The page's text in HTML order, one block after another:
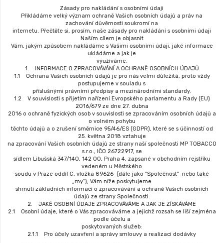
Zásady pro nakládání s osobními údaji
Přikládáme velký význam ochraně Vašich osobních údajů a práv na
zachování důvěrnosti soukromí na
internetu. Přečtěte si, prosím, naše zásady pro nakládání s osobními údaji
Naším cílem je objasnit
Vám, jakým způsobem nakládáme s Vašimi osobními údaji, jaké informace
ukládáme a jak je
využíváme.
1. INFORMACE O ZPRACOVÁVÁNÍ A OCHRANĚ OSOBNÍCH ÚDAJŮ
1.1 Ochrana Vašich osobních údajů je pro nás velmi důležitá, proto vždy
postupujeme v souladu s
příslušnými právními předpisy a mezinárodními standardy.
1.2 V souvislosti s přijetím nařízení Evropského parlamentu a Rady (EU)
2016/679 ze dne 27. dubna
2016 o ochraně fyzických osob v souvislosti se zpracováním osobních údajů a
o volném pohybu
těchto údajů a o zrušení směrnice 95/46/ES (GDPR), které se s účinností od
25. května 2018 vztahuje
na zpracování Vašich osobních údajů ze strany naší společnosti MP TOBACCO
s.r.o., IČO 26722917, se
sídlem Libušská 347/140, 142 00, Praha 4, zapsané v obchodním rejstříku
vedeném u Městského
soudu v Praze oddíl C, vložka 89626 (dále jako "Společnost" nebo také
„my“), Vám níže poskytujeme
shrnutí základních informací o zpracovávání a ochraně Vašich osobních
údajů ze strany Společnosti.
2. JAKÉ OSOBNÍ ÚDAJE ZPRACOVÁVÁME A JAK JE ZÍSKÁVÁME
2.1 Osobní údaje, které o Vás zpracováváme a jejichž rozsah se liší zejména
podle účelu a
poskytovaných služeb:
2.1.1 Pro účely uzavření a správy smlouvy a realizaci dodávky